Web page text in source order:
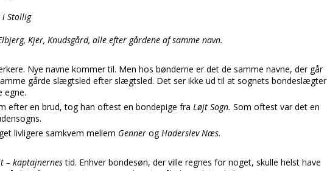
i Stollig
Kjer, Knudsgård, alle efter gårdene af samme navn.
Nye navne kommer til. Men hos bønderne er det de samme navne, der går
gårde slægtsled efter slægtsled. Det ser ikke ud til at sognets bondeslægter
egne.
efter en brud, tog han oftest en bondepige fra Løjt Sogn. Som oftest var det en
livligere samkvem mellem Genner ogHaderslev Næs.
– kaptajnernestid. Enhver bondesøn, der ville regnes for noget, skulle helst have